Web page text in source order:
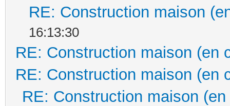
RE: Construction maison
16:13:30
RE: Construction maison (en
RE: Construction maison (en
RE: Construction maison